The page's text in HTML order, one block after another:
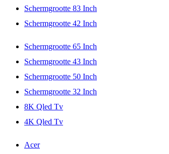
Schermgrootte 83 Inch
Schermgrootte 42 Inch
Schermgrootte 65 Inch
Schermgrootte 43 Inch
Schermgrootte 50 Inch
Schermgrootte 32 Inch
8K Qled Tv
4K Qled Tv
Acer